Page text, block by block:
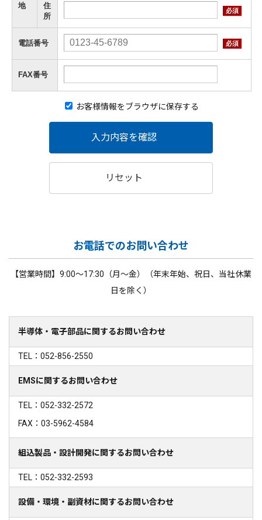
地
住
所
必須
電話番号 必須
FAX番号
お客様情報をブラウザに保存する
入力内容を確認
リセット
お電話でのお問い合わせ
【営業時間】9:00～17:30（月～金）（年末年始、祝日、当社休業
日を除く）
半導体・電子部品に関するお問い合わせ
TEL：052-856-2550
EMSに関するお問い合わせ
TEL：052-332-2572
FAX：03-5962-4584
組込製品・設計開発に関するお問い合わせ
TEL：052-332-2593
設備・環境・副資材に関するお問い合わせ